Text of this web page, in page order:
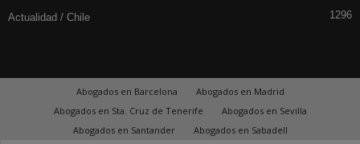
Actualidad / Chile 1296
Abogados en Barcelona
Abogados en Madrid
Abogados en Sta. Cruz de Tenerife
Abogados en Sevilla
Abogados en Santander
Abogados en Sabadell